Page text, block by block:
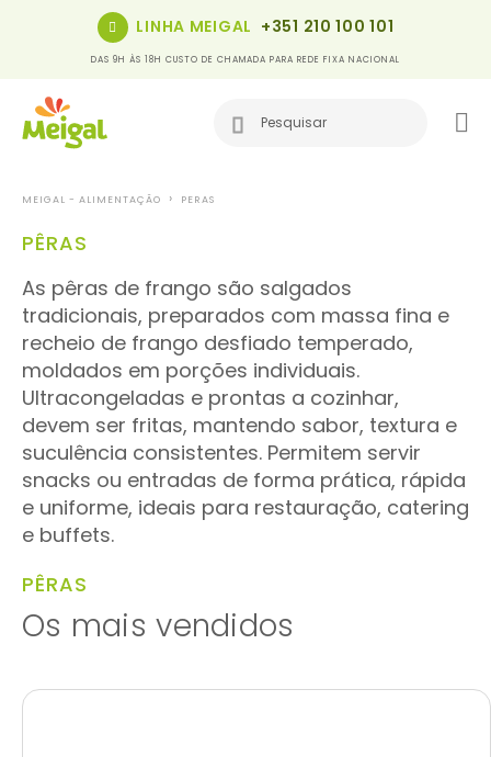
LINHA MEIGAL +351 210 100 101
DAS 9H ÀS 18H CUSTO DE CHAMADA PARA REDE FIXA NACIONAL
MEIGAL - ALIMENTAÇÃO PERAS
PÊRAS
As pêras de frango são salgados
tradicionais, preparados com massa fina e
recheio de frango desfiado temperado,
moldados em porções individuais.
Ultracongeladas e prontas a cozinhar,
devem ser fritas, mantendo sabor, textura e
suculência consistentes. Permitem servir
snacks ou entradas de forma prática, rápida
e uniforme, ideais para restauração, catering
e buffets.
PÊRAS
Os mais vendidos